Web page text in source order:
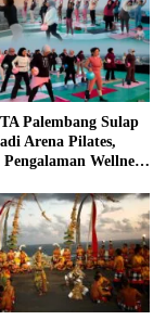
Palembang Sulap
Arena Pilates,
Wellness